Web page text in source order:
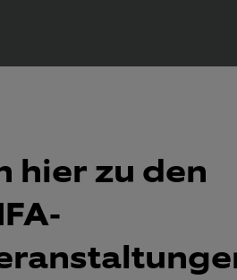
hier zu den